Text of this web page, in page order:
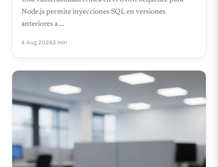
Node.js permite inyecciones SQL en versiones
anteriores a …
4 Aug 20263 min